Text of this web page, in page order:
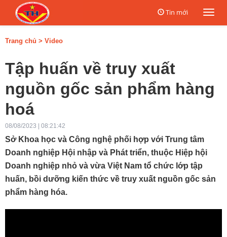
Tin mới
Trang chủ > Video
Tập huấn về truy xuất
nguồn gốc sản phẩm hàng
hoá
08/08/2023 | 08:21:42
Sở Khoa học và Công nghệ phối hợp với Trung tâm
Doanh nghiệp Hội nhập và Phát triển, thuộc Hiệp hội
Doanh nghiệp nhỏ và vừa Việt Nam tổ chức lớp tập
huấn, bồi dưỡng kiến thức về truy xuất nguồn gốc sản
phẩm hàng hóa.